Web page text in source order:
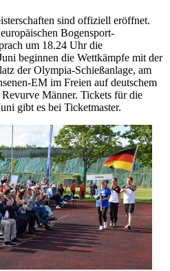
sind offiziell eröffnet.
Bogensport-
um 18.24 Uhr die
beginnen die Wettkämpfe mit der
der Olympia-Schießanlage, am
EM im Freien auf deutschem
Männer. Tickets für die
gibt es bei Ticketmaster.